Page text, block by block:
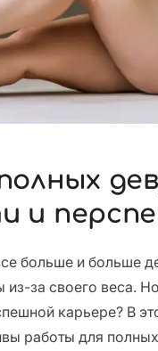
и
больше и больше
за своего веса.
карьере? В
работы для